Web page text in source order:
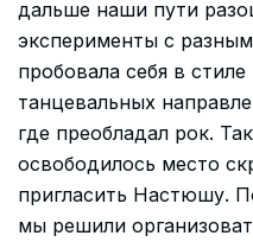
дальше наши пути
эксперименты с
пробовала себя в
танцевальных
где преобладал рок.
освободилось место
пригласить Настюшу.
мы решили